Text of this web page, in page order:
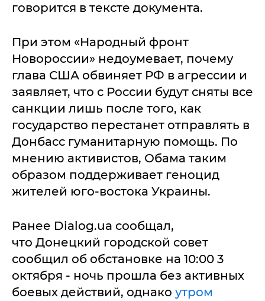
говорится в тексте документа.
При этом «Народный фронт
Новороссии» недоумевает, почему
глава США обвиняет РФ в агрессии и
заявляет, что с России будут сняты все
санкции лишь после того, как
государство перестанет отправлять в
Донбасс гуманитарную помощь. По
мнению активистов, Обама таким
образом поддерживает геноцид
жителей юго-востока Украины.
Ранее Dialog.ua сообщал,
что Донецкий городской совет
сообщил об обстановке на 10:00 3
октября - ночь прошла без активных
боевых действий, однако утром